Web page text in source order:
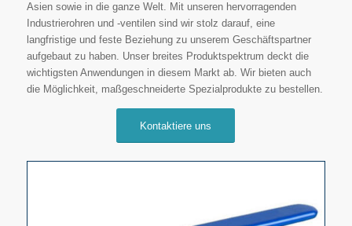
Asien sowie in die ganze Welt. Mit unseren hervorragenden
Industrierohren und -ventilen sind wir stolz darauf, eine
langfristige und feste Beziehung zu unserem Geschäftspartner
aufgebaut zu haben. Unser breites Produktspektrum deckt die
wichtigsten Anwendungen in diesem Markt ab. Wir bieten auch
die Möglichkeit, maßgeschneiderte Spezialprodukte zu bestellen.
Kontaktiere uns